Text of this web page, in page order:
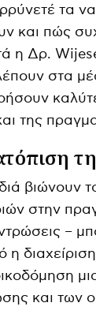
τα
και πώς
η Δρ.
στα
της
βιώνουν
στην
–
η
και των